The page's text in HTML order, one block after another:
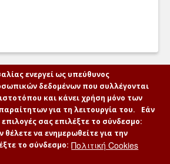
Αρχείων
ενεργεί ως υπεύθυνος
δεδομένων που συλλέγονται
και κάνει χρήση μόνο των
για τη λειτουργία του.
Εάν
επιλογές σας επιλέξτε το σύνδεσμο:
θέλετε να ενημερωθείτε για την
το σύνδεσμο: Πολιτική Cookies